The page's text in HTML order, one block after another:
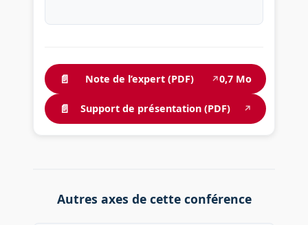
📄 Note de l’expert (PDF) ↗0,7 Mo
📄 Support de présentation (PDF) ↗
Autres axes de cette conférence